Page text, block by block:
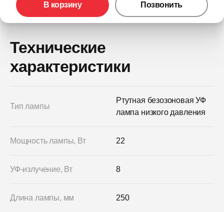
В корзину Позвонить
Технические
характеристики
Тип лампы
Ртутная безозоновая УФ
лампа низкого давления
Мощность лампы, Вт 22
УФ-излучение, Вт 8
Длина лампы, мм 250